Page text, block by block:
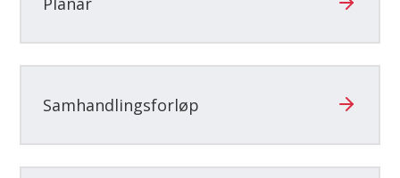
Samhandlingsforløp